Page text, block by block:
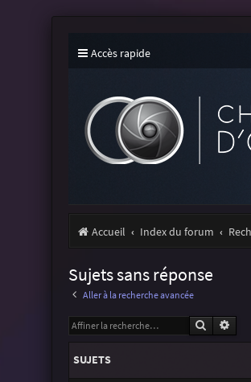
Accès rapide
Accueil Index du forum
Sujets sans réponse
Aller à la recherche avancée
SUJETS